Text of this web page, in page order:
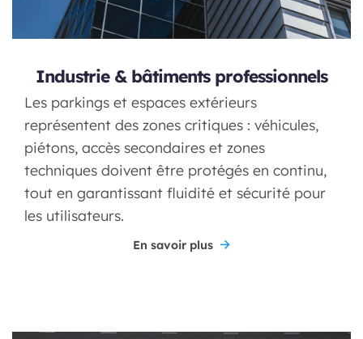
Industrie & bâtiments professionnels
Les parkings et espaces extérieurs
représentent des zones critiques : véhicules,
piétons, accès secondaires et zones
techniques doivent être protégés en continu,
tout en garantissant fluidité et sécurité pour
les utilisateurs.
En savoir plus